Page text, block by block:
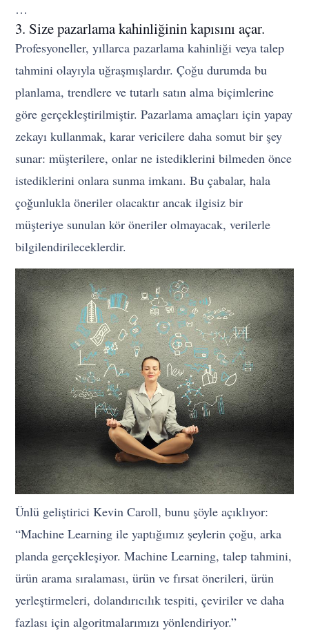
…
3. Size pazarlama kahinliğinin kapısını açar.
Profesyoneller, yıllarca pazarlama kahinliği veya talep
tahmini olayıyla uğraşmışlardır. Çoğu durumda bu
planlama, trendlere ve tutarlı satın alma biçimlerine
göre gerçekleştirilmiştir. Pazarlama amaçları için yapay
zekayı kullanmak, karar vericilere daha somut bir şey
sunar: müşterilere, onlar ne istediklerini bilmeden önce
istediklerini onlara sunma imkanı. Bu çabalar, hala
çoğunlukla öneriler olacaktır ancak ilgisiz bir
müşteriye sunulan kör öneriler olmayacak, verilerle
bilgilendirileceklerdir.
Ünlü geliştirici Kevin Caroll, bunu şöyle açıklıyor:
“Machine Learning ile yaptığımız şeylerin çoğu, arka
planda gerçekleşiyor. Machine Learning, talep tahmini,
ürün arama sıralaması, ürün ve fırsat önerileri, ürün
yerleştirmeleri, dolandırıcılık tespiti, çeviriler ve daha
fazlası için algoritmalarımızı yönlendiriyor.”